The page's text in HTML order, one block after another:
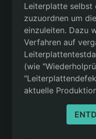
Leiterplatte selbst
zuzuordnen um
einzuleiten. Dazu
Verfahren auf
(wie
aktuelle